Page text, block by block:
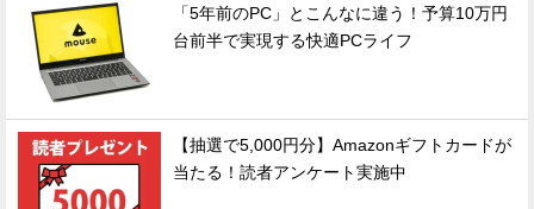
「5年前のPC」とこんなに違う！予算10万円
台前半で実現する快適PCライフ
【抽選で5,000円分】Amazonギフトカードが
当たる！読者アンケート実施中